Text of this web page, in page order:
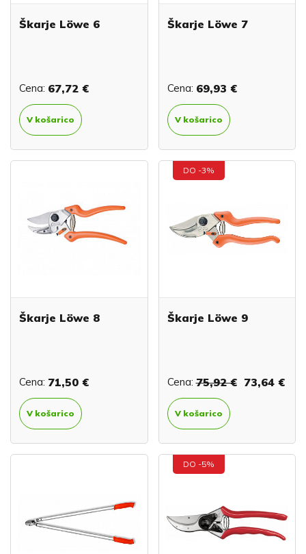
Škarje Löwe 6
Cena: 67,72 €
V košarico
Škarje Löwe 7
Cena: 69,93 €
V košarico
Škarje Löwe 8
Cena: 71,50 €
V košarico
DO -3%
Škarje Löwe 9
Cena: 75,92 € 73,64 €
V košarico
DO -5%